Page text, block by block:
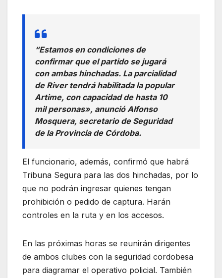
“Estamos en condiciones de
confirmar que el partido se jugará
con ambas hinchadas. La parcialidad
de River tendrá habilitada la popular
Artime, con capacidad de hasta 10
mil personas», anunció Alfonso
Mosquera, secretario de Seguridad
de la Provincia de Córdoba.
El funcionario, además, confirmó que habrá
Tribuna Segura para las dos hinchadas, por lo
que no podrán ingresar quienes tengan
prohibición o pedido de captura. Harán
controles en la ruta y en los accesos.
En las próximas horas se reunirán dirigentes
de ambos clubes con la seguridad cordobesa
para diagramar el operativo policial. También